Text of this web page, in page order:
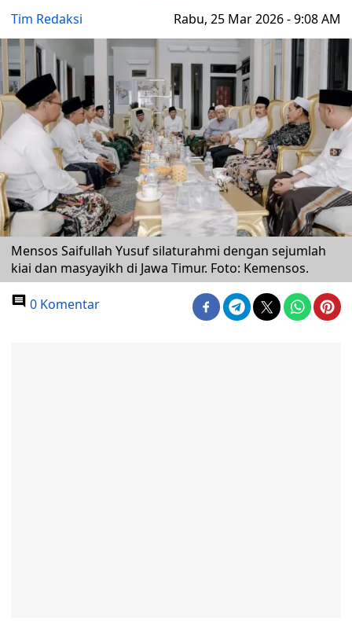
Tim Redaksi Rabu, 25 Mar 2026 - 9:08 AM
Mensos Saifullah Yusuf silaturahmi dengan sejumlah
kiai dan masyayikh di Jawa Timur. Foto: Kemensos.
0 Komentar